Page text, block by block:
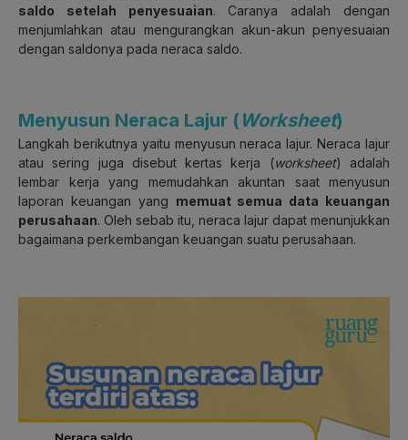
saldo setelah penyesuaian. Caranya adalah dengan
menjumlahkan atau mengurangkan akun-akun penyesuaian
dengan saldonya pada neraca saldo.
Menyusun Neraca Lajur ( Worksheet)
Langkah berikutnya yaitu menyusun neraca lajur. Neraca lajur
atau sering juga disebut kertas kerja (worksheet) adalah
lembar kerja yang memudahkan akuntan saat menyusun
laporan keuangan yang memuat semua data keuangan
perusahaan. Oleh sebab itu, neraca lajur dapat menunjukkan
bagaimana perkembangan keuangan suatu perusahaan.